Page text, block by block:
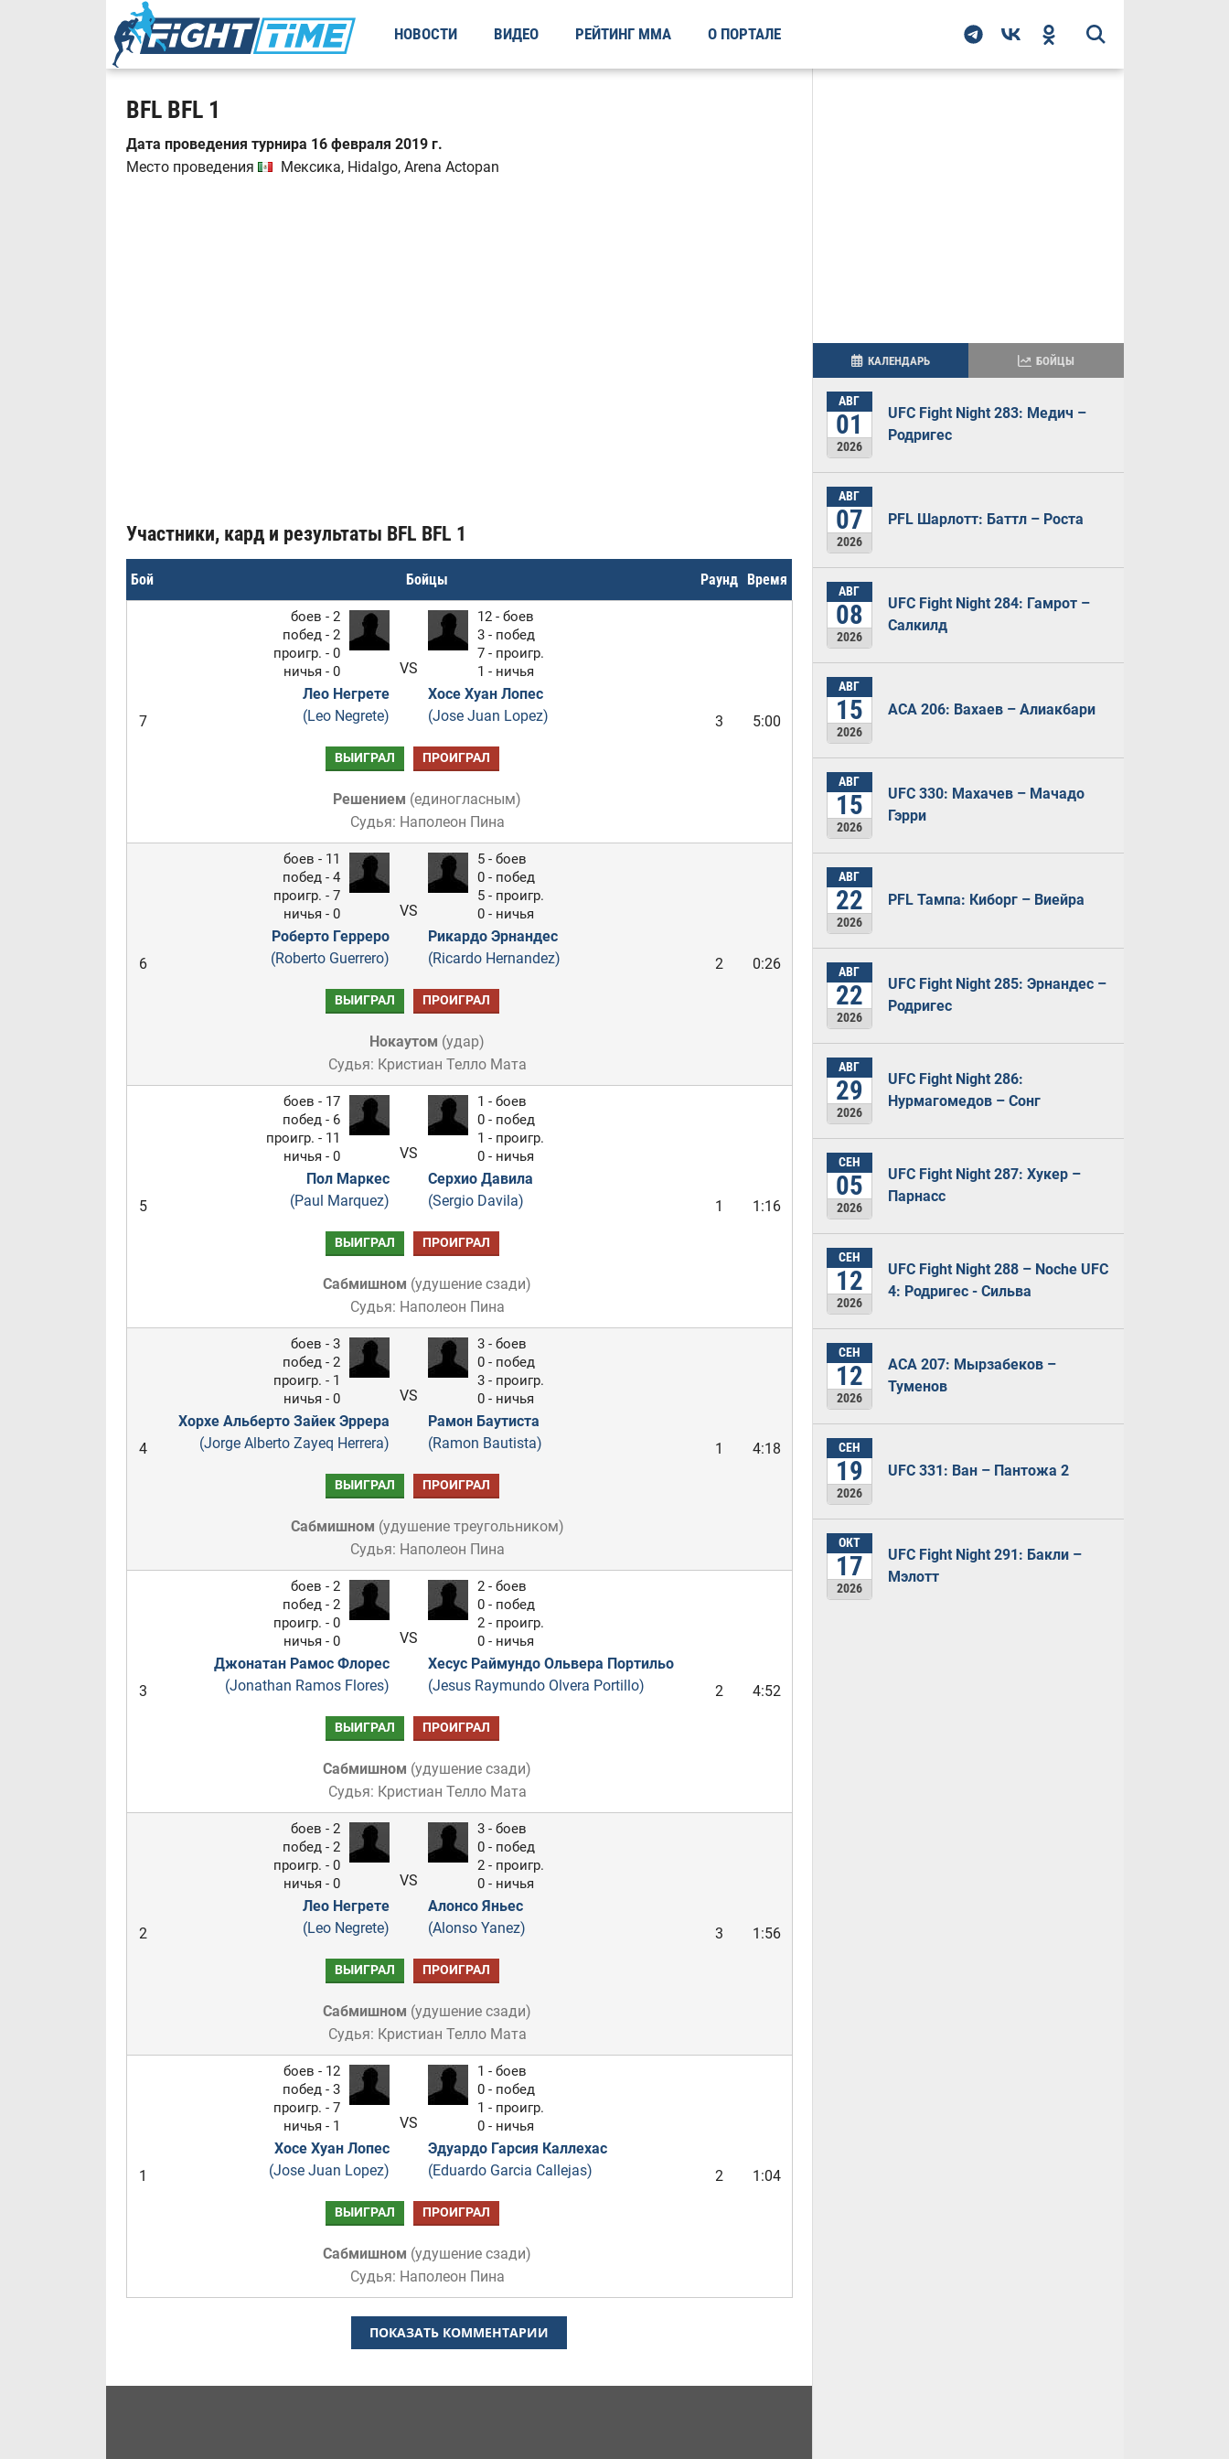
НОВОСТИ ВИДЕО РЕЙТИНГ ММА О ПОРТАЛЕ
BFL BFL 1
Дата проведения турнира 16 февраля 2019 г.
Место проведения
Мексика, Hidalgo, Arena Actopan
Участники, кард и результаты BFL BFL 1
Бой Бойцы Раунд Время
7
боев - 2
побед - 2
проигр. - 0
ничья - 0
Лео Негрете
(Leo Negrete)
VS
12 - боев
3 - побед
7 - проигр.
1 - ничья
Хосе Хуан Лопес
(Jose Juan Lopez)
3 5:00
ВЫИГРАЛ ПРОИГРАЛ
Решением (единогласным)
Судья: Наполеон Пина
6
боев - 11
побед - 4
проигр. - 7
ничья - 0
Роберто Герреро
(Roberto Guerrero)
VS
5 - боев
0 - побед
5 - проигр.
0 - ничья
Рикардо Эрнандес
(Ricardo Hernandez)
2 0:26
ВЫИГРАЛ ПРОИГРАЛ
Нокаутом (удар)
Судья: Кристиан Телло Мата
5
боев - 17
побед - 6
проигр. - 11
ничья - 0
Пол Маркес
(Paul Marquez)
VS
1 - боев
0 - побед
1 - проигр.
0 - ничья
Серхио Давила
(Sergio Davila)
1 1:16
ВЫИГРАЛ ПРОИГРАЛ
Сабмишном (удушение сзади)
Судья: Наполеон Пина
4
боев - 3
побед - 2
проигр. - 1
ничья - 0
Хорхе Альберто Зайек Эррера
(Jorge Alberto Zayeq Herrera)
VS
3 - боев
0 - побед
3 - проигр.
0 - ничья
Рамон Баутиста
(Ramon Bautista)
1 4:18
ВЫИГРАЛ ПРОИГРАЛ
Сабмишном (удушение треугольником)
Судья: Наполеон Пина
3
боев - 2
побед - 2
проигр. - 0
ничья - 0
Джонатан Рамос Флорес
(Jonathan Ramos Flores)
VS
2 - боев
0 - побед
2 - проигр.
0 - ничья
Хесус Раймундо Ольвера Портильо
(Jesus Raymundo Olvera Portillo)
2 4:52
ВЫИГРАЛ ПРОИГРАЛ
Сабмишном (удушение сзади)
Судья: Кристиан Телло Мата
2
боев - 2
побед - 2
проигр. - 0
ничья - 0
Лео Негрете
(Leo Negrete)
VS
3 - боев
0 - побед
2 - проигр.
0 - ничья
Алонсо Яньес
(Alonso Yanez)
3 1:56
ВЫИГРАЛ ПРОИГРАЛ
Сабмишном (удушение сзади)
Судья: Кристиан Телло Мата
1
боев - 12
побед - 3
проигр. - 7
ничья - 1
Хосе Хуан Лопес
(Jose Juan Lopez)
VS
1 - боев
0 - побед
1 - проигр.
0 - ничья
Эдуардо Гарсия Каллехас
(Eduardo Garcia Callejas)
2 1:04
ВЫИГРАЛ ПРОИГРАЛ
Сабмишном (удушение сзади)
Судья: Наполеон Пина
ПОКАЗАТЬ КОММЕНТАРИИ
КАЛЕНДАРЬ БОЙЦЫ
АВГ
01
2026
UFC Fight Night 283: Медич –
Родригес
АВГ
07
2026
PFL Шарлотт: Баттл – Роста
АВГ
08
2026
UFC Fight Night 284: Гамрот –
Салкилд
АВГ
15
2026
ACA 206: Вахаев – Алиакбари
АВГ
15
2026
UFC 330: Махачев – Мачадо
Гэрри
АВГ
22
2026
PFL Тампа: Киборг – Виейра
АВГ
22
2026
UFC Fight Night 285: Эрнандес –
Родригес
АВГ
29
2026
UFC Fight Night 286:
Нурмагомедов – Сонг
СЕН
05
2026
UFC Fight Night 287: Хукер –
Парнасс
СЕН
12
2026
UFC Fight Night 288 – Noche UFC
4: Родригес - Сильва
СЕН
12
2026
ACA 207: Мырзабеков –
Туменов
СЕН
19
2026
UFC 331: Ван – Пантожа 2
ОКТ
17
2026
UFC Fight Night 291: Бакли –
Мэлотт